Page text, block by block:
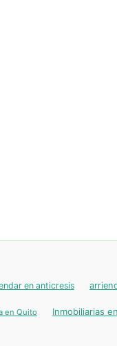
en anticresis
en Quito Inmobiliarias